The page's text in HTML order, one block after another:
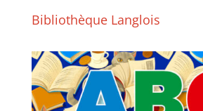
Bibliothèque Langlois